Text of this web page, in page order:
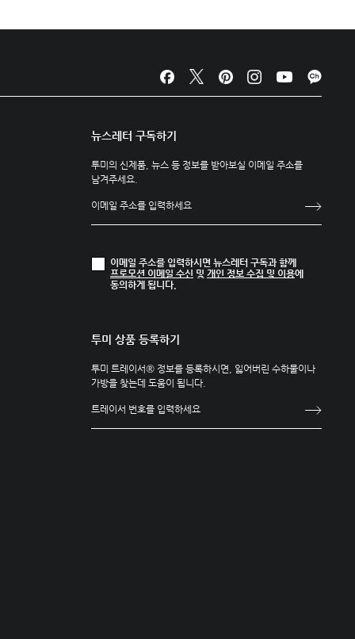
뉴스레터 구독하기
투미의 신제품, 뉴스 등 정보를 받아보실 이메일 주소를
남겨주세요.
이메일 주소를 입력하시면 뉴스레터 구독과 함께
프로모션 이메일 수신 및 개인 정보 수집 및 이용에
동의하게 됩니다.
투미 상품 등록하기
투미 트레이서® 정보를 등록하시면, 잃어버린 수하물이나
가방을 찾는데 도움이 됩니다.